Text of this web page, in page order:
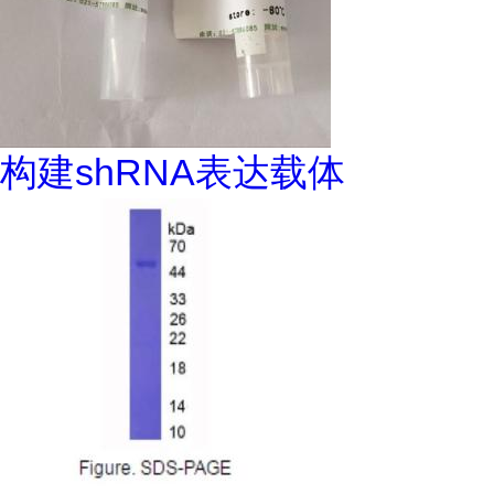
构建shRNA表达载体